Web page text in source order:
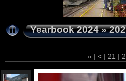
Yearbook 2024»
« | < | 21 |